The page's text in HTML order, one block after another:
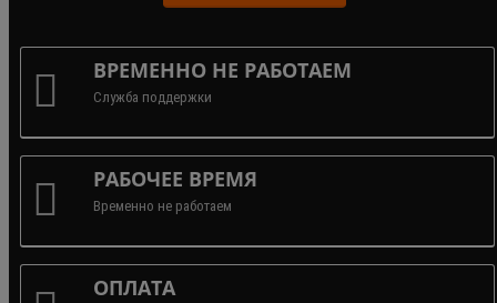
ВРЕМЕННО НЕ РАБОТАЕМ
Служба поддержки
РАБОЧЕЕ ВРЕМЯ
Временно не работаем
ОПЛАТА